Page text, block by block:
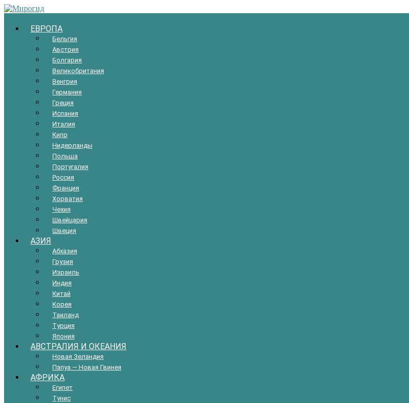
Мирогид
Путеводитель
ЕВРОПА
Бельгия
Австрия
Болгария
Великобритания
Венгрия
Германия
Греция
Испания
Италия
Кипр
Нидерланды
Польша
Португалия
Россия
Франция
Хорватия
Чехия
Швейцария
Швеция
АЗИЯ
Абхазия
Грузия
Израиль
Индия
Китай
Корея
Таиланд
Турция
Япония
АВСТРАЛИЯ И ОКЕАНИЯ
Новая Зеландия
Папуа — Новая Гвинея
АФРИКА
Египет
Тунис